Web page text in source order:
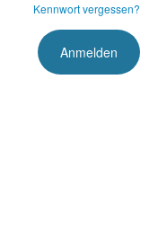
Kennwort vergessen?